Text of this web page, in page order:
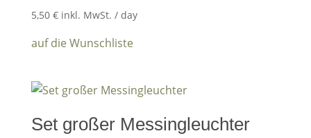
5,50 € inkl. MwSt. / day
auf die Wunschliste
Set großer Messingleuchter